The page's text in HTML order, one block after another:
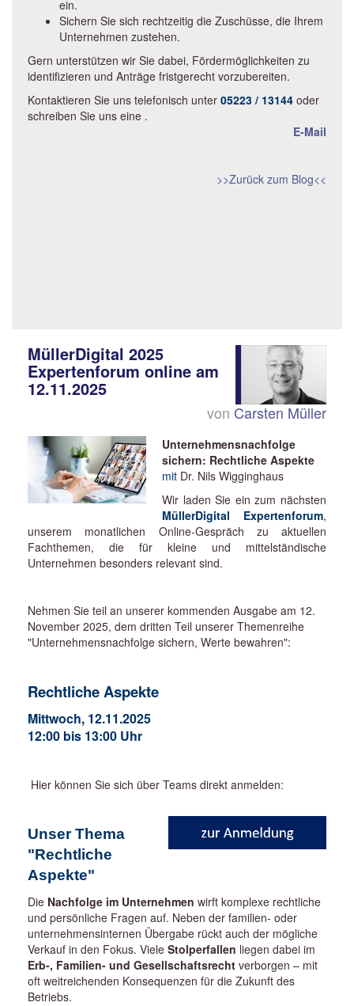
ein.
Sichern Sie sich rechtzeitig die Zuschüsse, die Ihrem
Unternehmen zustehen.
Gern unterstützen wir Sie dabei, Fördermöglichkeiten zu
identifizieren und Anträge fristgerecht vorzubereiten.
Kontaktieren Sie uns telefonisch unter 05223 / 13144 oder
schreiben Sie uns eine
E-Mail
.
>>Zurück zum Blog<<
MüllerDigital 2025
Expertenforum online am
12.11.2025
von Carsten Müller
Unternehmensnachfolge
sichern: Rechtliche Aspekte
mit Dr. Nils Wigginghaus
Wir laden Sie ein zum nächsten
MüllerDigital Expertenforum,
unserem monatlichen Online-Gespräch zu aktuellen
Fachthemen, die für kleine und mittelständische
Unternehmen besonders relevant sind.
Nehmen Sie teil an unserer kommenden Ausgabe am 12.
November 2025, dem dritten Teil unserer Themenreihe
"Unternehmensnachfolge sichern, Werte bewahren":
Rechtliche Aspekte
Mittwoch, 12.11.2025
12:00 bis 13:00 Uhr
Hier können Sie sich über Teams direkt anmelden:
Unser Thema
"Rechtliche
Aspekte"
Die Nachfolge im Unternehmen wirft komplexe rechtliche
und persönliche Fragen auf. Neben der familien- oder
unternehmensinternen Übergabe rückt auch der mögliche
Verkauf in den Fokus. Viele Stolperfallen liegen dabei im
Erb-, Familien- und Gesellschaftsrecht verborgen – mit
oft weitreichenden Konsequenzen für die Zukunft des
Betriebs.